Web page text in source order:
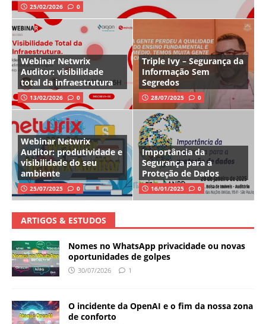
25/02/2026 0
Webinar Netwrix
Auditor: visibilidade
total da infraestrutura
13/02/2026 0
Triple Ivy – Segurança da
Informação Sem
Segredos
28/07/2025 0
Webinar Netwrix
Auditor: produtividade e
visibilidade do seu
ambiente
25/07/2025 0
Importância da
Segurança para a
Proteção de Dados
16/01/2025 0
ARTIGOS & ESTUDOS
Nomes no WhatsApp privacidade ou novas
oportunidades de golpes
30/07/2026 1
O incidente da OpenAI e o fim da nossa zona
de conforto